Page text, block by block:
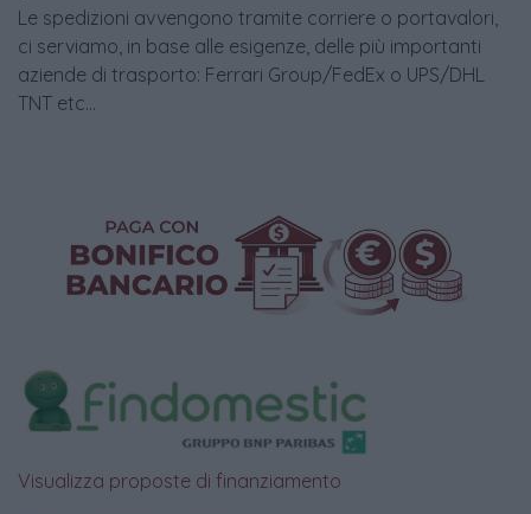
Le spedizioni avvengono tramite corriere o portavalori,
ci serviamo, in base alle esigenze, delle più importanti
aziende di trasporto: Ferrari Group/FedEx o UPS/DHL
TNT etc...
Visualizza proposte di finanziamento